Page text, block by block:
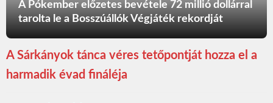
A Pókember előzetes bevétele 72 millió dollárral
tarolta le a Bosszúállók Végjáték rekordját
A Sárkányok tánca véres tetőpontját hozza el a
harmadik évad fináléja